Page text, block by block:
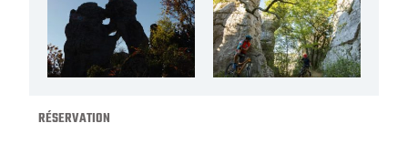
RÉSERVATION